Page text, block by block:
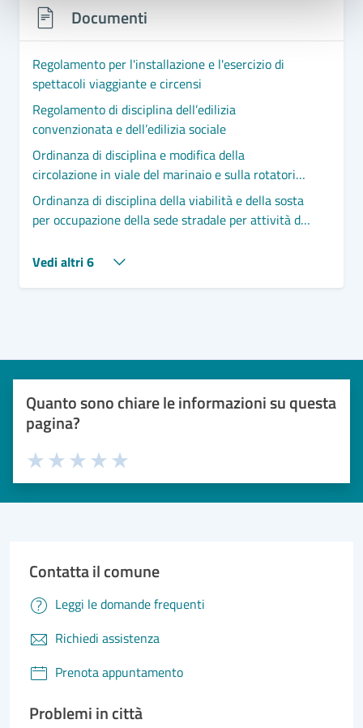
Documenti
Regolamento per l'installazione e l'esercizio di
spettacoli viaggiante e circensi
Regolamento di disciplina dell’edilizia
convenzionata e dell’edilizia sociale
Ordinanza di disciplina e modifica della
circolazione in viale del marinaio e sulla rotatoria
"Famila" con via Roma Destra sp42 per lavori di
installazione aeronautica e successiva cerimonia
di inaugurazione.
Ordinanza di disciplina della viabilità e della sosta
per occupazione della sede stradale per attività di
10/07/2026
Vedi altri 6
Quanto sono chiare le informazioni su questa
pagina?
Valuta 5 stelle su 5
Valuta 4 stelle su 5
Valuta 3 stelle su 5
Valuta 2 stelle su 5
Valuta 1 stelle su 5
Contatta il comune
Leggi le domande frequenti
Richiedi assistenza
Prenota appuntamento
Problemi in città